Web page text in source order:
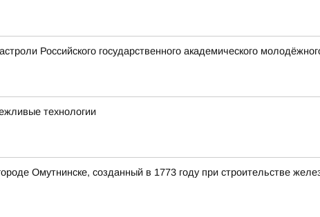
Российского государственного академического
технологии
Омутнинске, созданный в 1773 году при строительстве